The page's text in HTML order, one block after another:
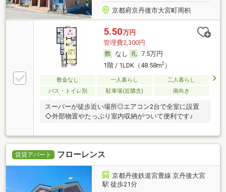
京都府京丹後市大宮町周枳
5.50万円
管理費2,300円
なし
7.5万円
1階 / 1LDK（48.58m2）
敷金なし 一人暮らし
二人暮らし
バス・トイレ別
駐車場(近隣含) 南向き
スーパーが徒歩近い場所◎エアコン2台で全室に設置
◇外部物置やたっぷり室内収納がついて便利です♪
賃貸アパート フローレンス
京都丹後鉄道宮豊線 京丹後大宮
駅 徒歩21分